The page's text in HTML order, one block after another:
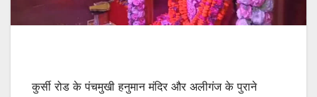
कुर्सी रोड के पंचमुखी हनुमान मंदिर और अलीगंज के पुराने